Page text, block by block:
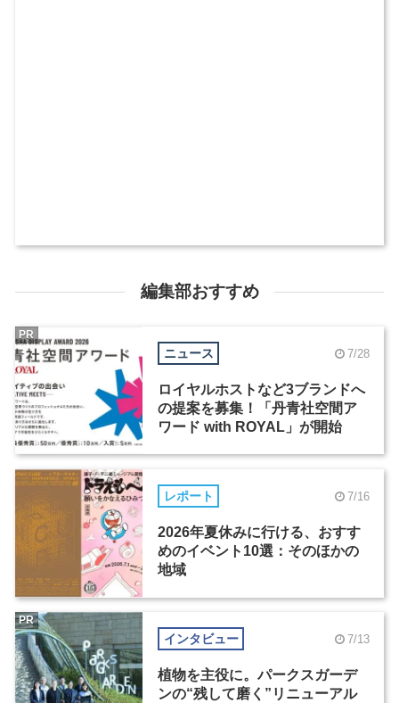
編集部おすすめ
ニュース 7/28
ロイヤルホストなど3ブランドへ
の提案を募集！「丹青社空間ア
ワード with ROYAL」が開始
PR
レポート 7/16
2026年夏休みに行ける、おすす
めのイベント10選：そのほかの
地域
インタビュー 7/13
植物を主役に。パークスガーデ
ンの“残して磨く”リニューアル
PR